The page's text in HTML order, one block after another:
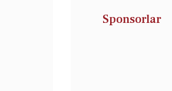
Sponsorlar